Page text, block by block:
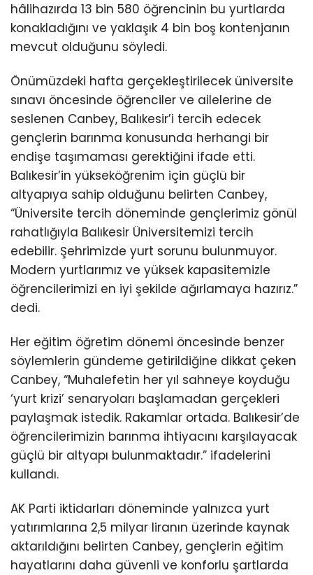
hâlihazırda 13 bin 580 öğrencinin bu yurtlarda
konakladığını ve yaklaşık 4 bin boş kontenjanın
mevcut olduğunu söyledi.
Önümüzdeki hafta gerçekleştirilecek üniversite
sınavı öncesinde öğrenciler ve ailelerine de
seslenen Canbey, Balıkesir’i tercih edecek
gençlerin barınma konusunda herhangi bir
endişe taşımaması gerektiğini ifade etti.
Balıkesir’in yükseköğrenim için güçlü bir
altyapıya sahip olduğunu belirten Canbey,
“Üniversite tercih döneminde gençlerimiz gönül
rahatlığıyla Balıkesir Üniversitemizi tercih
edebilir. Şehrimizde yurt sorunu bulunmuyor.
Modern yurtlarımız ve yüksek kapasitemizle
öğrencilerimizi en iyi şekilde ağırlamaya hazırız.”
dedi.
Her eğitim öğretim dönemi öncesinde benzer
söylemlerin gündeme getirildiğine dikkat çeken
Canbey, “Muhalefetin her yıl sahneye koyduğu
‘yurt krizi’ senaryoları başlamadan gerçekleri
paylaşmak istedik. Rakamlar ortada. Balıkesir’de
öğrencilerimizin barınma ihtiyacını karşılayacak
güçlü bir altyapı bulunmaktadır.” ifadelerini
kullandı.
AK Parti iktidarları döneminde yalnızca yurt
yatırımlarına 2,5 milyar liranın üzerinde kaynak
aktarıldığını belirten Canbey, gençlerin eğitim
hayatlarını daha güvenli ve konforlu şartlarda